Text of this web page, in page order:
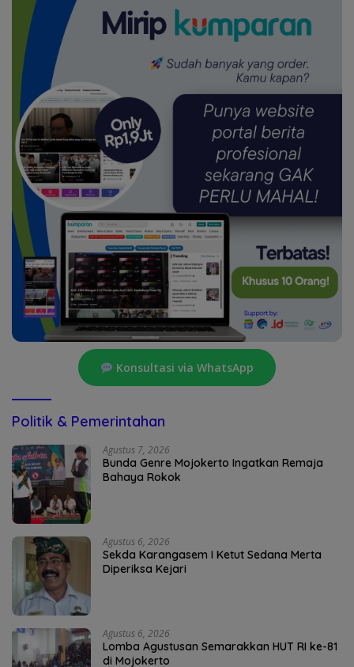
Konsultasi via WhatsApp
Politik & Pemerintahan
Agustus 7, 2026
Bunda Genre Mojokerto Ingatkan Remaja
Bahaya Rokok
Agustus 6, 2026
Sekda Karangasem I Ketut Sedana Merta
Diperiksa Kejari
Agustus 6, 2026
Lomba Agustusan Semarakkan HUT RI ke-81
di Mojokerto